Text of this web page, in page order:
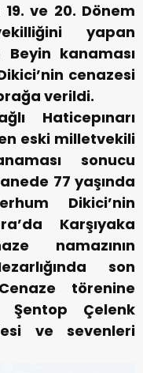
ve 20. Dönem
yapan
kanaması
cenazesi
verildi.
Haticepınarı
eski milletvekili
sonucu
77 yaşında
Dikici’nin
Karşıyaka
namazının
son
Cenaze törenine
Şentop Çelenk
ve sevenleri